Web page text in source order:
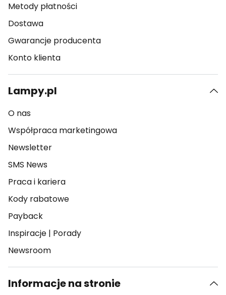
Metody płatności
Dostawa
Gwarancje producenta
Konto klienta
Lampy.pl
O nas
Współpraca marketingowa
Newsletter
SMS News
Praca i kariera
Kody rabatowe
Payback
Inspiracje | Porady
Newsroom
Informacje na stronie